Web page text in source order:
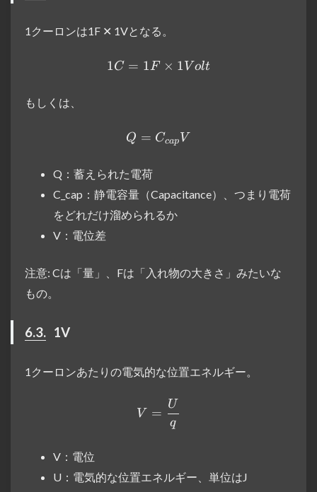
1クーロンは1F ✕ 1Vとなる。
1C = 1F \times 1Volt
1C = 1F × 1 V olt
もしくは、
Q = C_{cap} V
Q = Ccap V
Q：蓄えられた電荷
C_cap：静電容量（Capacitance）、つまり電荷
をどれだけ溜められるか
V：電位差
注意: Cは「量」、Fは「入れ物の大きさ」みたいな
もの。
6.3. 1V
1クーロンあたりの電気的な位置エネルギー。
V=\frac{U}{q}
V =
q
U
V：電位
U：電気的な位置エネルギー、単位はJ